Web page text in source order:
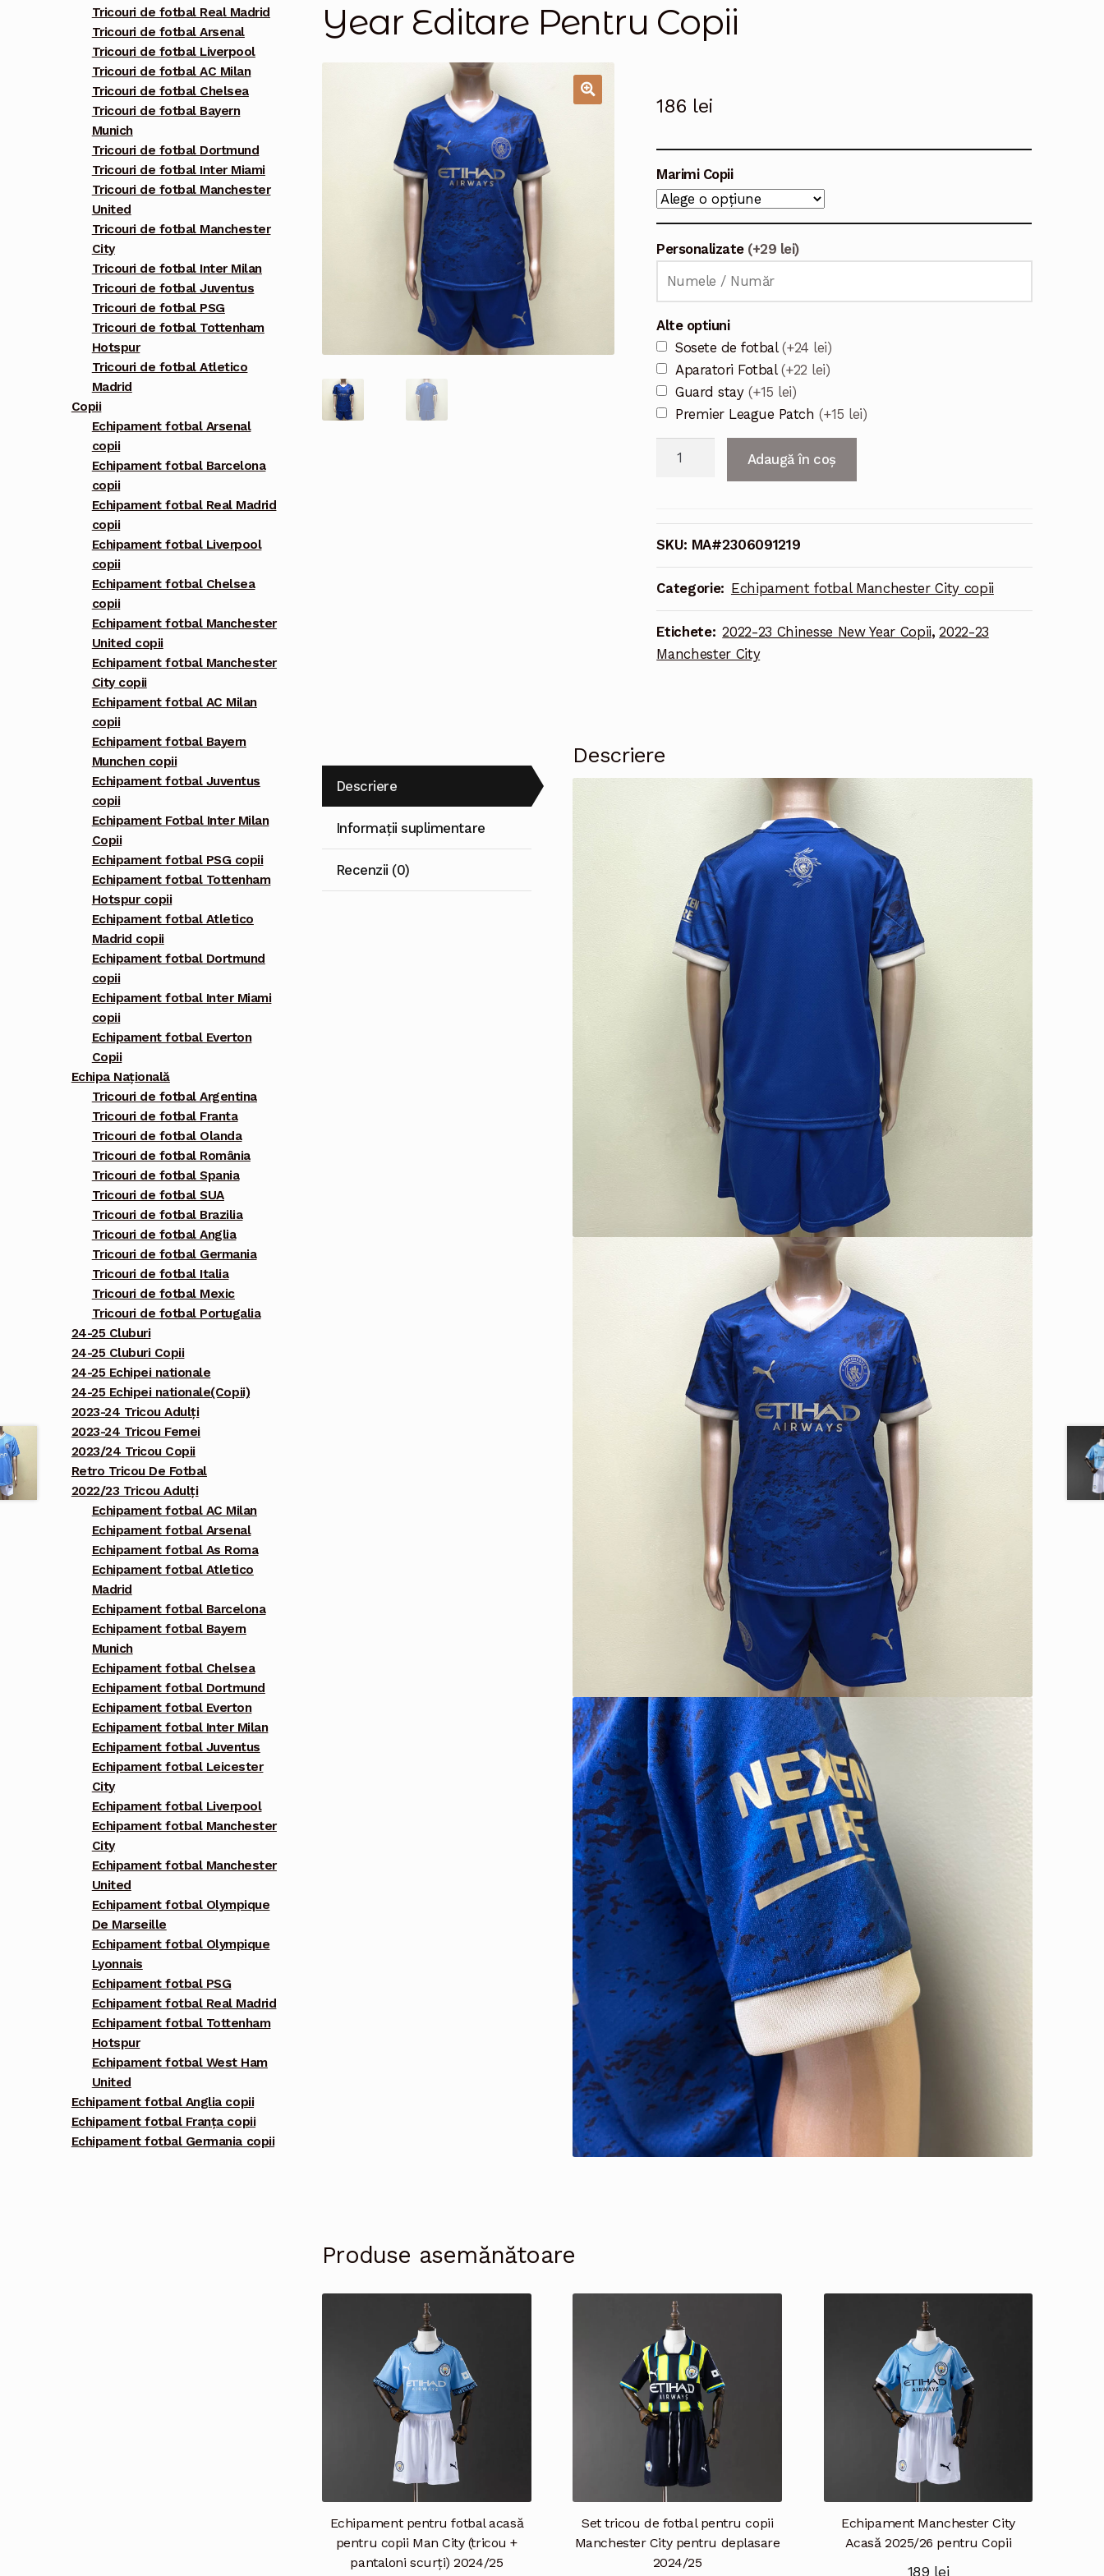
Year Editare Pentru Copii
186 lei
Marimi Copii
Personalizate (+29 lei)
Alte optiuni
Sosete de fotbal (+24 lei)
Aparatori Fotbal (+22 lei)
Guard stay (+15 lei)
Premier League Patch (+15 lei)
Chinesse
Year
Pentru
Copii
Adaugă în coș
SKU: MA#2306091219
Categorie: Echipament fotbal Manchester City copii
Etichete: 2022-23 Chinesse New Year Copii,2022-23
Manchester City
Descriere
Informații suplimentare
Recenzii (0)
Descriere
Produse asemănătoare
Echipament pentru fotbal acasă
pentru copii Man City (tricou +
pantaloni scurți) 2024/25
Set tricou de fotbal pentru copii
Manchester City pentru deplasare
2024/25
Echipament Manchester City
Acasă 2025/26 pentru Copii
189 lei
Tricouri de fotbal Real Madrid
Tricouri de fotbal Arsenal
Tricouri de fotbal Liverpool
Tricouri de fotbal AC Milan
Tricouri de fotbal Chelsea
Tricouri de fotbal Bayern
Munich
Tricouri de fotbal Dortmund
Tricouri de fotbal Inter Miami
Tricouri de fotbal Manchester
United
Tricouri de fotbal Manchester
City
Tricouri de fotbal Inter Milan
Tricouri de fotbal Juventus
Tricouri de fotbal PSG
Tricouri de fotbal Tottenham
Hotspur
Tricouri de fotbal Atletico
Madrid
Copii
Echipament fotbal Arsenal
copii
Echipament fotbal Barcelona
copii
Echipament fotbal Real Madrid
copii
Echipament fotbal Liverpool
copii
Echipament fotbal Chelsea
copii
Echipament fotbal Manchester
United copii
Echipament fotbal Manchester
City copii
Echipament fotbal AC Milan
copii
Echipament fotbal Bayern
Munchen copii
Echipament fotbal Juventus
copii
Echipament Fotbal Inter Milan
Copii
Echipament fotbal PSG copii
Echipament fotbal Tottenham
Hotspur copii
Echipament fotbal Atletico
Madrid copii
Echipament fotbal Dortmund
copii
Echipament fotbal Inter Miami
copii
Echipament fotbal Everton
Copii
Echipa Națională
Tricouri de fotbal Argentina
Tricouri de fotbal Franta
Tricouri de fotbal Olanda
Tricouri de fotbal România
Tricouri de fotbal Spania
Tricouri de fotbal SUA
Tricouri de fotbal Brazilia
Tricouri de fotbal Anglia
Tricouri de fotbal Germania
Tricouri de fotbal Italia
Tricouri de fotbal Mexic
Tricouri de fotbal Portugalia
24-25 Cluburi
24-25 Cluburi Copii
24-25 Echipei nationale
24-25 Echipei nationale(Copii)
2023-24 Tricou Adulți
2023-24 Tricou Femei
2023/24 Tricou Copii
Retro Tricou De Fotbal
2022/23 Tricou Adulți
Echipament fotbal AC Milan
Echipament fotbal Arsenal
Echipament fotbal As Roma
Echipament fotbal Atletico
Madrid
Echipament fotbal Barcelona
Echipament fotbal Bayern
Munich
Echipament fotbal Chelsea
Echipament fotbal Dortmund
Echipament fotbal Everton
Echipament fotbal Inter Milan
Echipament fotbal Juventus
Echipament fotbal Leicester
City
Echipament fotbal Liverpool
Echipament fotbal Manchester
City
Echipament fotbal Manchester
United
Echipament fotbal Olympique
De Marseille
Echipament fotbal Olympique
Lyonnais
Echipament fotbal PSG
Echipament fotbal Real Madrid
Echipament fotbal Tottenham
Hotspur
Echipament fotbal West Ham
United
Echipament fotbal Anglia copii
Echipament fotbal Franța copii
Echipament fotbal Germania copii